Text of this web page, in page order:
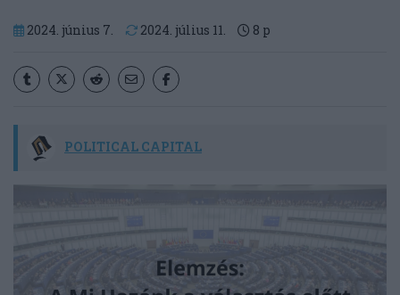
2024. június 7. 2024. július 11. 8 p
POLITICAL CAPITAL